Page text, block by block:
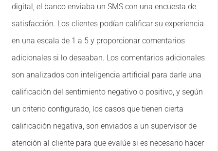
digital, el banco enviaba un SMS con una encuesta de
satisfacción. Los clientes podían calificar su experiencia
en una escala de 1 a 5 y proporcionar comentarios
adicionales si lo deseaban. Los comentarios adicionales
son analizados con inteligencia artificial para darle una
calificación del sentimiento negativo o positivo, y según
un criterio configurado, los casos que tienen cierta
calificación negativa, son enviados a un supervisor de
atención al cliente para que evalúe si es necesario hacer